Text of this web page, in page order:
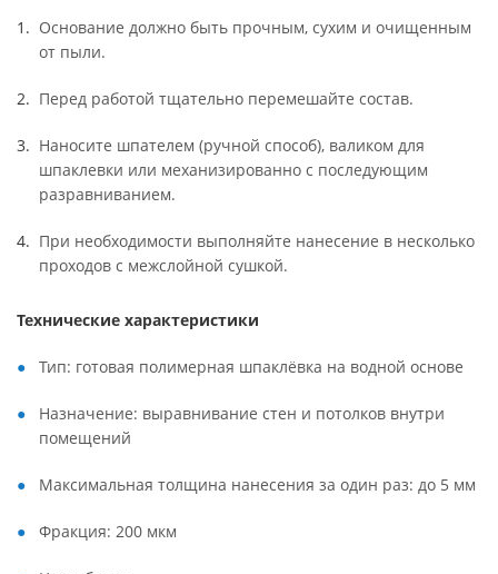
Основание должно быть прочным, сухим и очищенным
от пыли.
Перед работой тщательно перемешайте состав.
Наносите шпателем (ручной способ), валиком для
шпаклевки или механизированно с последующим
разравниванием.
При необходимости выполняйте нанесение в несколько
проходов с межслойной сушкой.
Технические характеристики
Тип: готовая полимерная шпаклёвка на водной основе
Назначение: выравнивание стен и потолков внутри
помещений
Максимальная толщина нанесения за один раз: до 5 мм
Фракция: 200 мкм